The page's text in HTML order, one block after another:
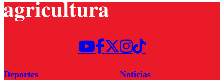
Deportes
Noticias